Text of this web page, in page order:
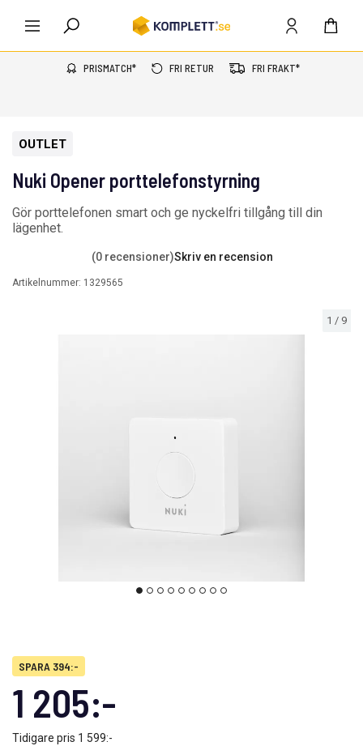
PRISMATCH* FRI RETUR FRI FRAKT*
1 / 9
OUTLET
Nuki Opener porttelefonstyrning
Gör porttelefonen smart och ge nyckelfri tillgång till din
lägenhet.
(0 recensioner)Skriv en recension
Artikelnummer: 1329565
SPARA 394:-
1 205:-
Tidigare pris 1 599:-